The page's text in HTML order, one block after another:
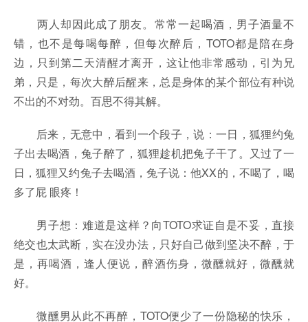
两人却因此成了朋友。常常一起喝酒，男子酒量不
错，也不是每喝每醉，但每次醉后，TOTO都是陪在身
边，只到第二天清醒才离开，这让他非常感动，引为兄
弟，只是，每次大醉后醒来，总是身体的某个部位有种说
不出的不对劲。百思不得其解。
后来，无意中，看到一个段子，说：一日，狐狸约兔
子出去喝酒，兔子醉了，狐狸趁机把兔子干了。又过了一
日，狐狸又约兔子去喝酒，兔子说：他XX的，不喝了，喝
多了屁 眼疼！
男子想：难道是这样？向TOTO求证自是不妥，直接
绝交也太武断，实在没办法，只好自己做到坚决不醉，于
是，再喝酒，逢人便说，醉酒伤身，微醺就好，微醺就
好。
微醺男从此不再醉，TOTO便少了一份隐秘的快乐，